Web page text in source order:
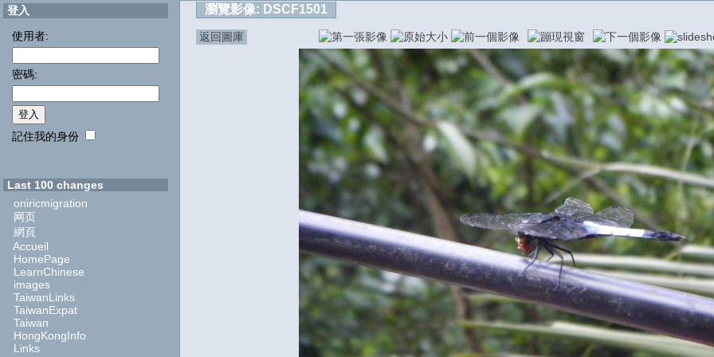
登入
使用者:
密碼:
記住我的身份
Last 100 changes
oniricmigration
网页
網頁
Accueil
HomePage
LearnChinese
images
TaiwanLinks
TaiwanExpat
Taiwan
HongKongInfo
Links
瀏覽影像: DSCF1501
返回圖庫